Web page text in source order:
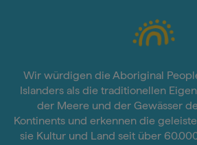
Wir würdigen die Aboriginal
Islanders als die traditionellen
der Meere und der Gewässer
Kontinents und erkennen die
sie Kultur und Land seit über